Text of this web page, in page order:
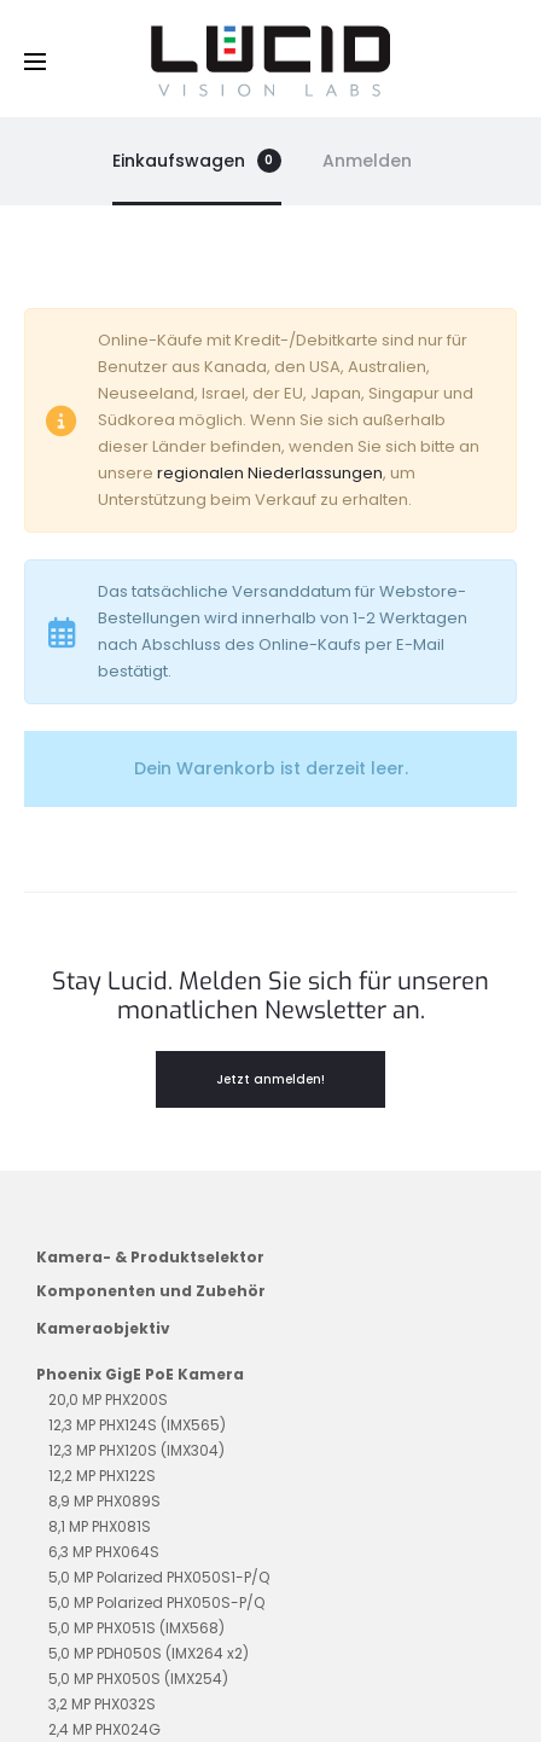
Einkaufswagen 0 Anmelden
n
a
u
f
s
w
Online-Käufe mit Kredit-/Debitkarte sind nur für
Benutzer aus Kanada, den USA, Australien,
Neuseeland, Israel, der EU, Japan, Singapur und
Südkorea möglich. Wenn Sie sich außerhalb
dieser Länder befinden, wenden Sie sich bitte an
unsere regionalen Niederlassungen, um
Unterstützung beim Verkauf zu erhalten.
Das tatsächliche Versanddatum für Webstore-
Bestellungen wird innerhalb von 1-2 Werktagen
nach Abschluss des Online-Kaufs per E-Mail
bestätigt.
Dein Warenkorb ist derzeit leer.
Stay Lucid. Melden Sie sich für unseren
monatlichen Newsletter an.
Jetzt anmelden!
Kamera- & Produktselektor
Komponenten und Zubehör
Kameraobjektiv
Phoenix GigE PoE Kamera
20,0 MP PHX200S
12,3 MP PHX124S (IMX565)
12,3 MP PHX120S (IMX304)
12,2 MP PHX122S
8,9 MP PHX089S
8,1 MP PHX081S
6,3 MP PHX064S
5,0 MP Polarized PHX050S1-P/Q
5,0 MP Polarized PHX050S-P/Q
5,0 MP PHX051S (IMX568)
5,0 MP PDH050S (IMX264 x2)
5,0 MP PHX050S (IMX254)
3,2 MP PHX032S
2,4 MP PHX024G